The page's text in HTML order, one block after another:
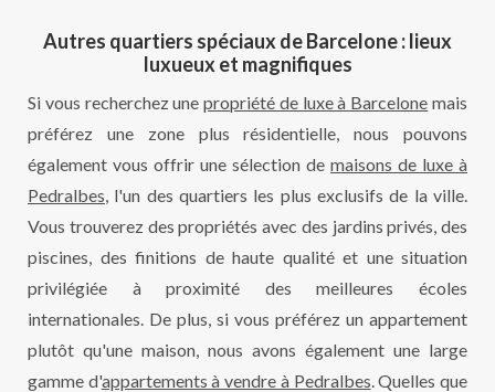
Autres quartiers spéciaux de Barcelone : lieux
luxueux et magnifiques
Si vous recherchez unepropriété de luxe à Barcelone mais
préférez une zone plus résidentielle, nous pouvons
également vous offrir une sélection de maisons de luxe à
Pedralbes, l'un des quartiers les plus exclusifs de la ville.
Vous trouverez des propriétés avec des jardins privés, des
piscines, des finitions de haute qualité et une situation
privilégiée à proximité des meilleures écoles
internationales. De plus, si vous préférez un appartement
plutôt qu'une maison, nous avons également une large
gamme d'appartements à vendre à Pedralbes. Quelles que